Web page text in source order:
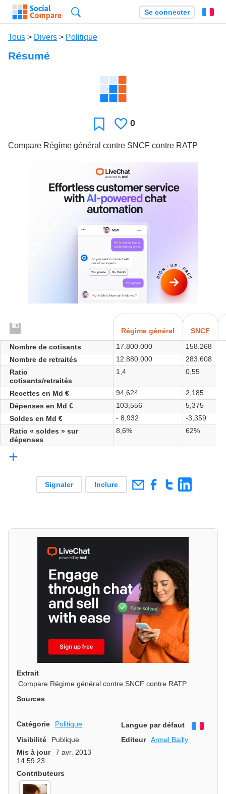
Se connecter
Tous > Divers > Politique
Résumé
Favori J'aime
0
Compare Régime général contre SNCF contre RATP
Régime général
SNCF
Nombre de cotisants
17.800.000 158.268
Nombre de retraités
12.880.000 283.608
Ratio
cotisants/retraités
1,4 0,55
Recettes en Md € 94,624 2,185
Dépenses en Md €
103,556 5,375
Soldes en Md €
- 8,932 -3,359
Ratio « soldes » sur
dépenses
8,6% 62%
+
Signaler Inclure
Extrait
Compare Régime général contre SNCF contre RATP
Sources
Catégorie Politique Langue par défaut
Visibilité
Publique Editeur
Armel Bailly
Mis à jour
7 avr. 2013
14:59:23
Contributeurs